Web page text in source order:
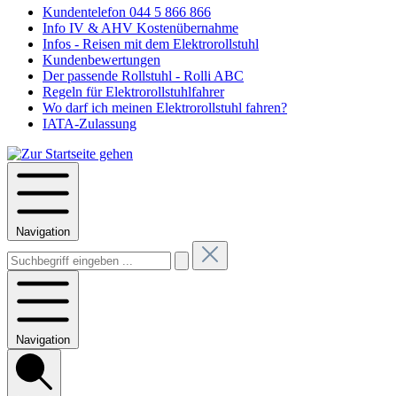
Kundentelefon 044 5 866 866
Info IV & AHV Kostenübernahme
Infos - Reisen mit dem Elektrorollstuhl
Kundenbewertungen
Der passende Rollstuhl - Rolli ABC
Regeln für Elektrorollstuhlfahrer
Wo darf ich meinen Elektrorollstuhl fahren?
IATA-Zulassung
Navigation
Navigation